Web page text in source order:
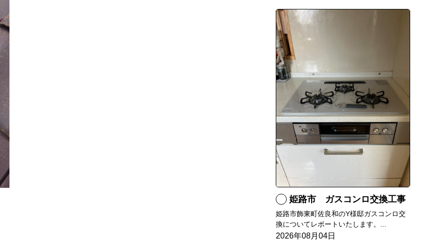
姫路市 ガスコンロ交換工事
姫路市飾東町佐良和のY様邸ガスコンロ交
換についてレポートいたします。...
2026年08月04日